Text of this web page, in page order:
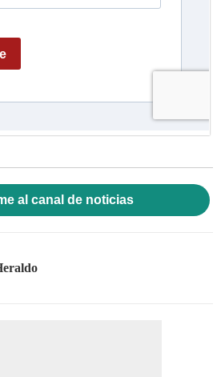
al canal de noticias